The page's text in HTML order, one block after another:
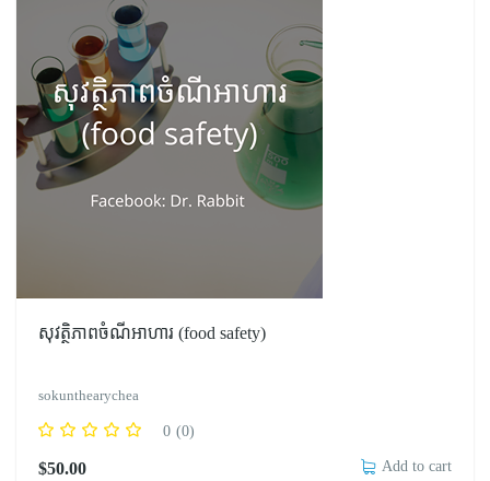
សុវត្ថិភាពចំណីអាហារ (food safety)
sokunthearychea
0 (0)
$50.00 Add to cart